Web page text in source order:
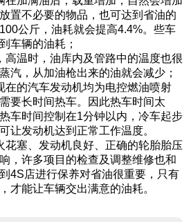
置不必要的物品，也可达到省油的
公斤，油耗就会提高4.4%。些车
车辆的油耗；
，高温时，油库内及管路中的温度也很
汽，从加油枪出来的油就会减少；
在的汽车发动机均为电控燃油喷射
要长时间热车。因此热车时间太
车时间控制在1分钟以内，冷车起步
让发动机达到正常工作温度。
花塞、发动机良好、正确的轮胎胎压
，许多项目的检查及调整维修也和
4S店进行保养对省油很重要，只有
才能让车辆交出满意的油耗。